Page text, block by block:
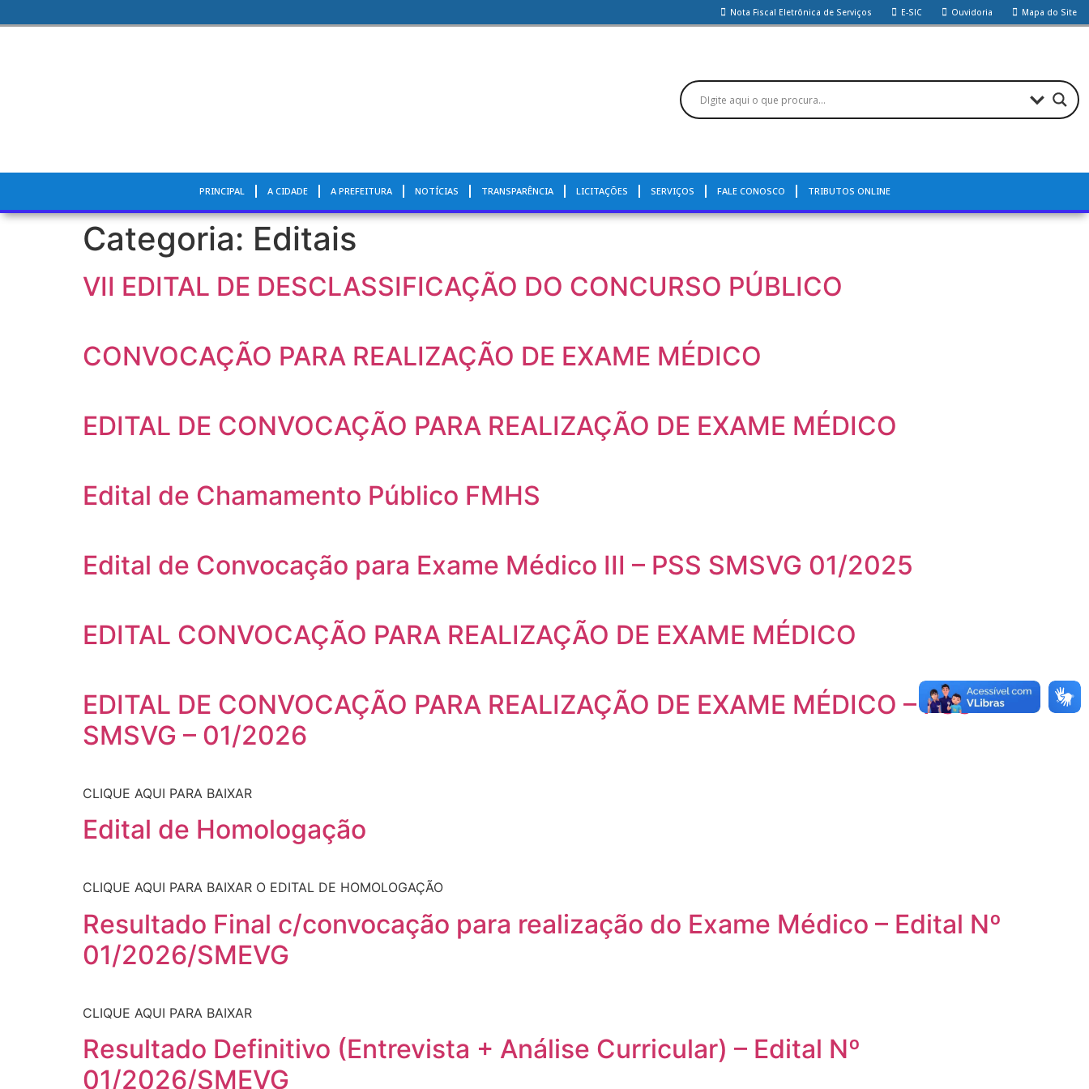
Nota Fiscal Eletrônica de Serviços E-SIC Ouvidoria Mapa do Site
PRINCIPAL A CIDADE A PREFEITURA NOTÍCIAS TRANSPARÊNCIA LICITAÇÕES SERVIÇOS FALE CONOSCO TRIBUTOS ONLINE
Categoria: Editais
VII EDITAL DE DESCLASSIFICAÇÃO DO CONCURSO PÚBLICO
CONVOCAÇÃO PARA REALIZAÇÃO DE EXAME MÉDICO
EDITAL DE CONVOCAÇÃO PARA REALIZAÇÃO DE EXAME MÉDICO
Edital de Chamamento Público FMHS
Edital de Convocação para Exame Médico III – PSS SMSVG 01/2025
EDITAL CONVOCAÇÃO PARA REALIZAÇÃO DE EXAME MÉDICO
EDITAL DE CONVOCAÇÃO PARA REALIZAÇÃO DE EXAME MÉDICO – PSS
SMSVG – 01/2026
CLIQUE AQUI PARA BAIXAR
Edital de Homologação
CLIQUE AQUI PARA BAIXAR O EDITAL DE HOMOLOGAÇÃO
Resultado Final c/convocação para realização do Exame Médico – Edital Nº
01/2026/SMEVG
CLIQUE AQUI PARA BAIXAR
Resultado Definitivo (Entrevista + Análise Curricular) – Edital Nº
01/2026/SMEVG